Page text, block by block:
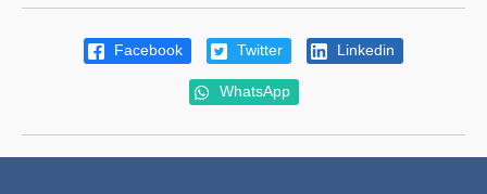
Facebook Twitter Linkedin
WhatsApp